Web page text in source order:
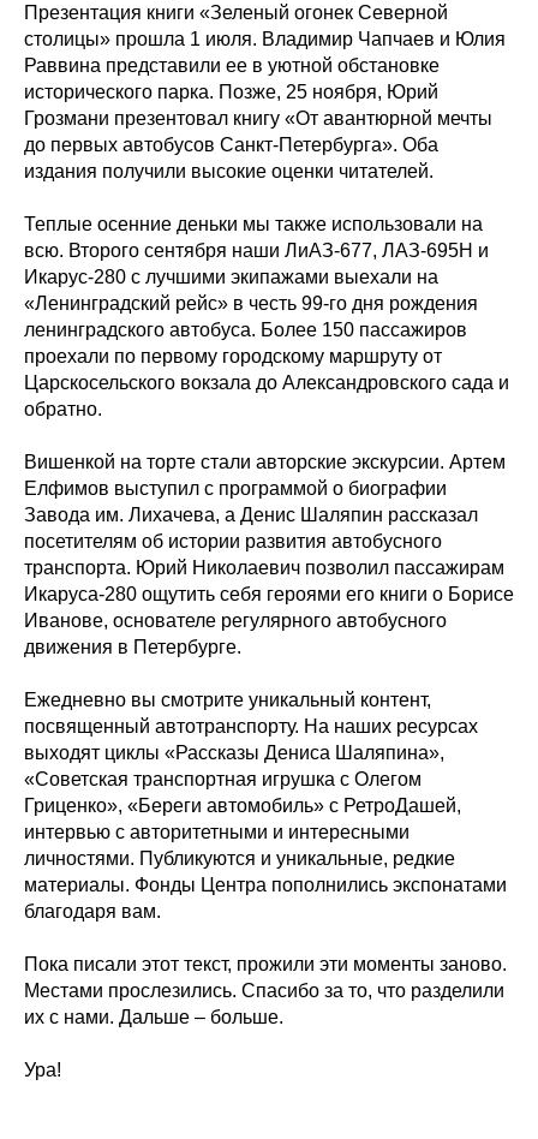
Презентация книги «Зеленый огонек Северной
столицы» прошла 1 июля. Владимир Чапчаев и Юлия
Раввина представили ее в уютной обстановке
исторического парка. Позже, 25 ноября, Юрий
Грозмани презентовал книгу «От авантюрной мечты
до первых автобусов Санкт-Петербурга». Оба
издания получили высокие оценки читателей.
Теплые осенние деньки мы также использовали на
всю. Второго сентября наши ЛиАЗ-677, ЛАЗ-695Н и
Икарус-280 с лучшими экипажами выехали на
«Ленинградский рейс» в честь 99-го дня рождения
ленинградского автобуса. Более 150 пассажиров
проехали по первому городскому маршруту от
Царскосельского вокзала до Александровского сада и
обратно.
Вишенкой на торте стали авторские экскурсии. Артем
Елфимов выступил с программой о биографии
Завода им. Лихачева, а Денис Шаляпин рассказал
посетителям об истории развития автобусного
транспорта. Юрий Николаевич позволил пассажирам
Икаруса-280 ощутить себя героями его книги о Борисе
Иванове, основателе регулярного автобусного
движения в Петербурге.
Ежедневно вы смотрите уникальный контент,
посвященный автотранспорту. На наших ресурсах
выходят циклы «Рассказы Дениса Шаляпина»,
«Советская транспортная игрушка с Олегом
Гриценко», «Береги автомобиль» с РетроДашей,
интервью с авторитетными и интересными
личностями. Публикуются и уникальные, редкие
материалы. Фонды Центра пополнились экспонатами
благодаря вам.
Пока писали этот текст, прожили эти моменты заново.
Местами прослезились. Спасибо за то, что разделили
их с нами. Дальше – больше.
Ура!